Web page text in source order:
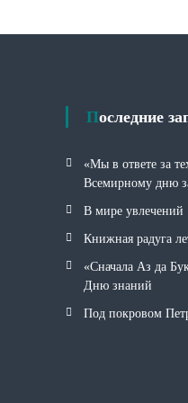
Последние
«Мы в ответе за
Всемирному дню
В мире увлечений
Книжная радуга
«Сначала Аз да
Дню знаний
Под покровом